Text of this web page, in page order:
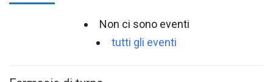
Non ci sono eventi
tutti gli eventi